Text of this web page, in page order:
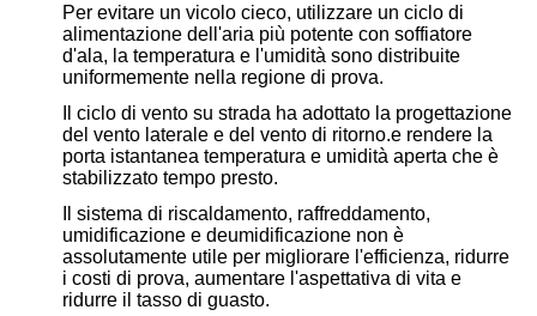
Per evitare un vicolo cieco, utilizzare un ciclo di
alimentazione dell'aria più potente con soffiatore
d'ala, la temperatura e l'umidità sono distribuite
uniformemente nella regione di prova.
Il ciclo di vento su strada ha adottato la progettazione
del vento laterale e del vento di ritorno.e rendere la
porta istantanea temperatura e umidità aperta che è
stabilizzato tempo presto.
Il sistema di riscaldamento, raffreddamento,
umidificazione e deumidificazione non è
assolutamente utile per migliorare l'efficienza, ridurre
i costi di prova, aumentare l'aspettativa di vita e
ridurre il tasso di guasto.